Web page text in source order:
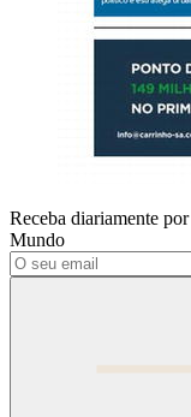
Receba diariamente
Mundo